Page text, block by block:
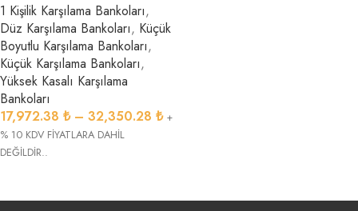
1 Kişilik Karşılama Bankoları,
Düz Karşılama Bankoları, Küçük
Boyutlu Karşılama Bankoları,
Küçük Karşılama Bankoları,
Yüksek Kasalı Karşılama
Bankoları
17,972.38 ₺ – 32,350.28 ₺ +
% 10 KDV FİYATLARA DAHİL
DEĞİLDİR..